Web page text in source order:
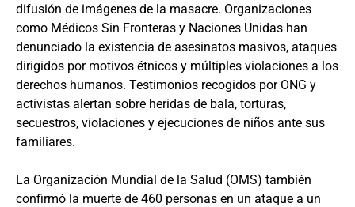
difusión de imágenes de la masacre. Organizaciones
como Médicos Sin Fronteras y Naciones Unidas han
denunciado la existencia de asesinatos masivos, ataques
dirigidos por motivos étnicos y múltiples violaciones a los
derechos humanos. Testimonios recogidos por ONG y
activistas alertan sobre heridas de bala, torturas,
secuestros, violaciones y ejecuciones de niños ante sus
familiares.
La Organización Mundial de la Salud (OMS) también
confirmó la muerte de 460 personas en un ataque a un